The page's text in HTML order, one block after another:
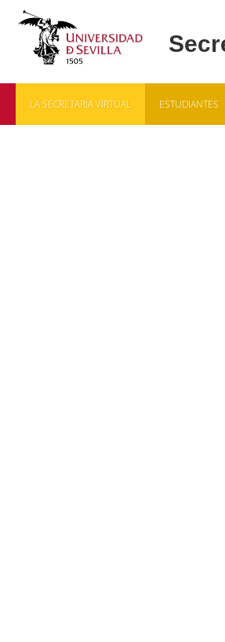
LA SECRETARÍA VIRTUAL ESTUDIANTES